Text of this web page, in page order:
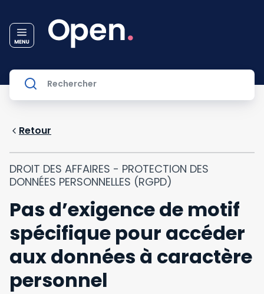
Retour
DROIT DES AFFAIRES - PROTECTION DES
DONNÉES PERSONNELLES (RGPD)
Pas d’exigence de motif
spécifique pour accéder
aux données à caractère
personnel